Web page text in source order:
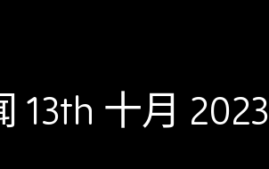
13th 十月 2023